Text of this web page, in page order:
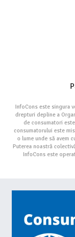
InfoCons este singura
drepturi depline a
de consumatori
consumatorului este
o lume unde să avem
Puterea noastră
InfoCons este